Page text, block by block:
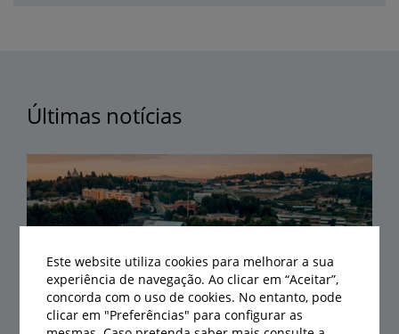
Últimas notícias
Este website utiliza cookies para melhorar a sua
experiência de navegação. Ao clicar em “Aceitar”,
concorda com o uso de cookies. No entanto, pode
clicar em "Preferências" para configurar as